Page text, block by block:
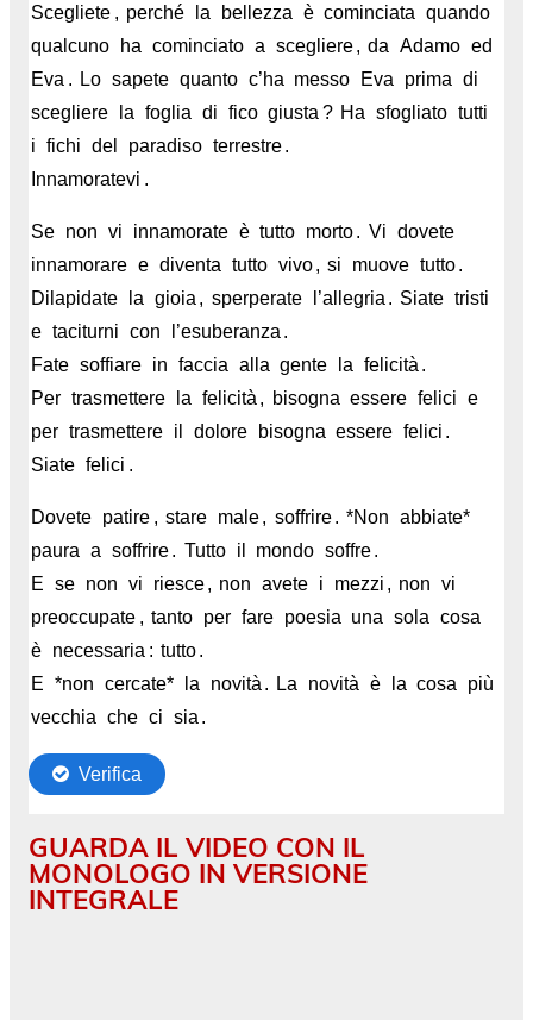
GUARDA IL VIDEO CON IL
MONOLOGO IN VERSIONE
INTEGRALE